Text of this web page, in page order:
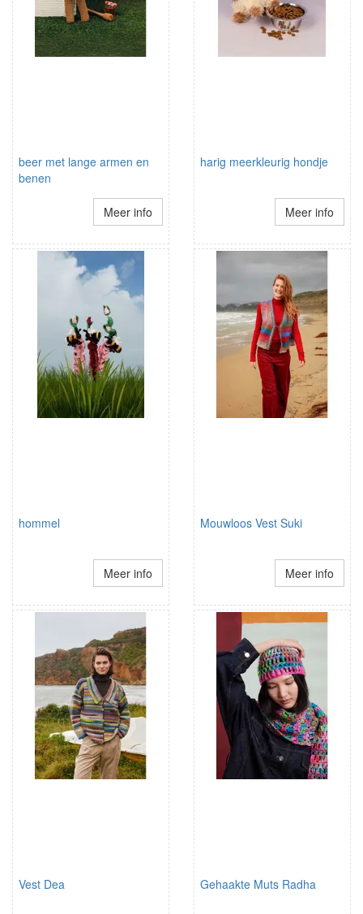
beer met lange armen en
benen
Meer info
harig meerkleurig hondje
Meer info
hommel
Meer info
Mouwloos Vest Suki
Meer info
Vest Dea Gehaakte Muts Radha